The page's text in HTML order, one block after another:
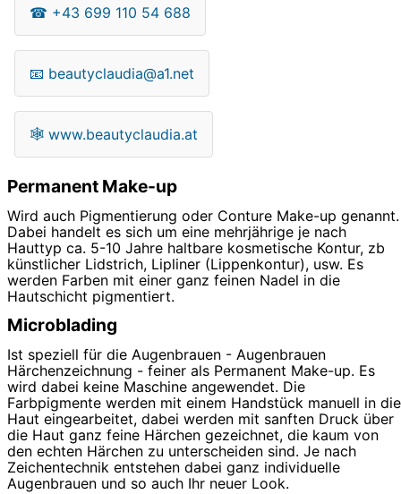
☎ +43 699 110 54 688
📧 beautyclaudia@a1.net
🕸 www.beautyclaudia.at
Permanent Make-up
Wird auch Pigmentierung oder Conture Make-up genannt.
Dabei handelt es sich um eine mehrjährige je nach
Hauttyp ca. 5-10 Jahre haltbare kosmetische Kontur, zb
künstlicher Lidstrich, Lipliner (Lippenkontur), usw. Es
werden Farben mit einer ganz feinen Nadel in die
Hautschicht pigmentiert.
Microblading
Ist speziell für die Augenbrauen - Augenbrauen
Härchenzeichnung - feiner als Permanent Make-up. Es
wird dabei keine Maschine angewendet. Die
Farbpigmente werden mit einem Handstück manuell in die
Haut eingearbeitet, dabei werden mit sanften Druck über
die Haut ganz feine Härchen gezeichnet, die kaum von
den echten Härchen zu unterscheiden sind. Je nach
Zeichentechnik entstehen dabei ganz individuelle
Augenbrauen und so auch Ihr neuer Look.